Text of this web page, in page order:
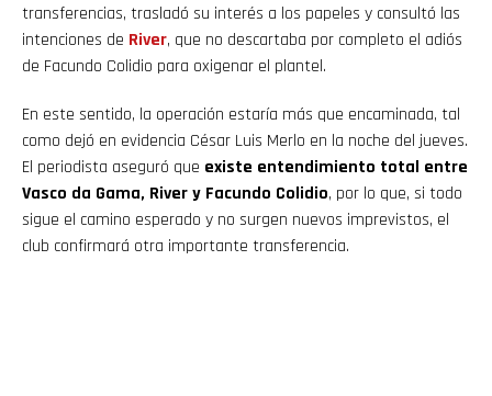
transferencias, trasladó su interés a los papeles y consultó las
intenciones de River, que no descartaba por completo el adiós
de Facundo Colidio para oxigenar el plantel.
En este sentido, la operación estaría más que encaminada, tal
como dejó en evidencia César Luis Merlo en la noche del jueves.
El periodista aseguró que existe entendimiento total entre
Vasco da Gama, River y Facundo Colidio, por lo que, si todo
sigue el camino esperado y no surgen nuevos imprevistos, el
club confirmará otra importante transferencia.